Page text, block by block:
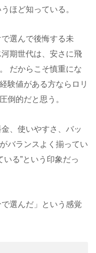
ほど知っている。
選んで後悔する未
期世代は、安さに飛
だからこそ慎重にな
験値がある方ならロリ
倒的だと思う。
、使いやすさ、バッ
バランスよく揃ってい
いる”という印象だっ
選んだ」という感覚